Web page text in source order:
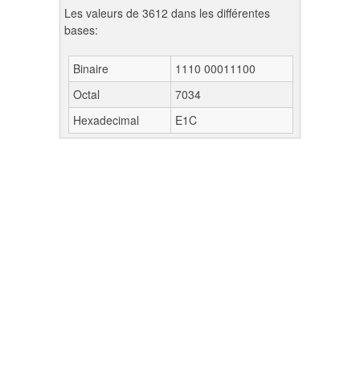
Les valeurs de 3612 dans les différentes
bases:
Binaire
1110 00011100
Octal
7034
Hexadecimal
E1C